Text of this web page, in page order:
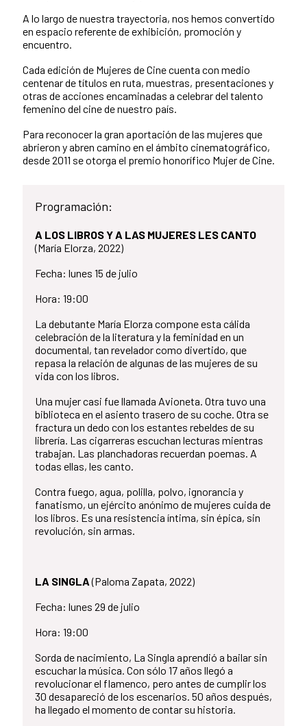
A lo largo de nuestra trayectoria, nos hemos convertido
en espacio referente de exhibición, promoción y
encuentro.
Cada edición de Mujeres de Cine cuenta con medio
centenar de títulos en ruta, muestras, presentaciones y
otras de acciones encaminadas a celebrar del talento
femenino del cine de nuestro país.
Para reconocer la gran aportación de las mujeres que
abrieron y abren camino en el ámbito cinematográfico,
desde 2011 se otorga el premio honorífico Mujer de Cine.
Programación:
A LOS LIBROS Y A LAS MUJERES LES CANTO
(María Elorza, 2022)
Fecha: lunes 15 de julio
Hora: 19:00
La debutante María Elorza compone esta cálida
celebración de la literatura y la feminidad en un
documental, tan revelador como divertido, que
repasa la relación de algunas de las mujeres de su
vida con los libros.
Una mujer casi fue llamada Avioneta. Otra tuvo una
biblioteca en el asiento trasero de su coche. Otra se
fractura un dedo con los estantes rebeldes de su
librería. Las cigarreras escuchan lecturas mientras
trabajan. Las planchadoras recuerdan poemas. A
todas ellas, les canto.
Contra fuego, agua, polilla, polvo, ignorancia y
fanatismo, un ejército anónimo de mujeres cuida de
los libros. Es una resistencia íntima, sin épica, sin
revolución, sin armas.
LA SINGLA(Paloma Zapata, 2022)
Fecha: lunes 29 de julio
Hora: 19:00
Sorda de nacimiento, La Singla aprendió a bailar sin
escuchar la música. Con sólo 17 años llegó a
revolucionar el flamenco, pero antes de cumplir los
30 desapareció de los escenarios. 50 años después,
ha llegado el momento de contar su historia.